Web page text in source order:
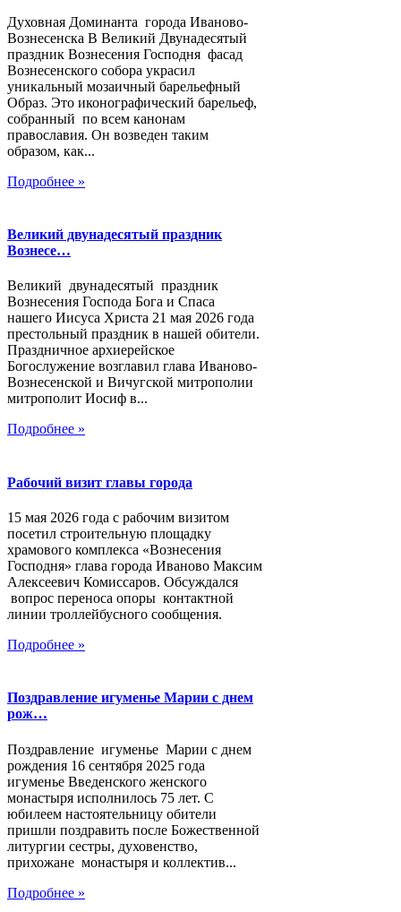
Духовная Доминанта города Иваново-
Вознесенска В Великий Двунадесятый
праздник Вознесения Господня фасад
Вознесенского собора украсил
уникальный мозаичный барельефный
Образ. Это иконографический барельеф,
собранный по всем канонам
православия. Он возведен таким
образом, как...
Подробнее »
Великий двунадесятый праздник
Вознесе…
Великий двунадесятый праздник
Вознесения Господа Бога и Спаса
нашего Иисуса Христа 21 мая 2026 года
престольный праздник в нашей обители.
Праздничное архиерейское
Богослужение возглавил глава Иваново-
Вознесенской и Вичугской митрополии
митрополит Иосиф в...
Подробнее »
Рабочий визит главы города
15 мая 2026 года с рабочим визитом
посетил строительную площадку
храмового комплекса «Вознесения
Господня» глава города Иваново Максим
Алексеевич Комиссаров. Обсуждался
вопрос переноса опоры контактной
линии троллейбусного сообщения.
Подробнее »
Поздравление игуменье Марии с днем
рож…
Поздравление игуменье Марии с днем
рождения 16 сентября 2025 года
игуменье Введенского женского
монастыря исполнилось 75 лет. С
юбилеем настоятельницу обители
пришли поздравить после Божественной
литургии сестры, духовенство,
прихожане монастыря и коллектив...
Подробнее »